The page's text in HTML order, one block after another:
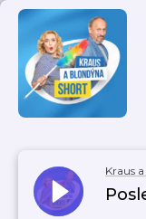
Kraus